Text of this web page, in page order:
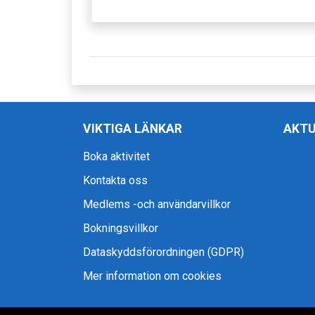
VIKTIGA LÄNKAR
Boka aktivitet
Kontakta oss
Medlems -och användarvillkor
Bokningsvillkor
Dataskyddsförordningen (GDPR)
Mer information om cookies